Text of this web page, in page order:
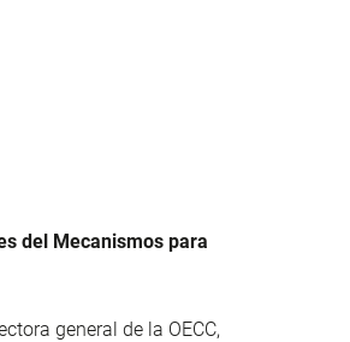
del Mecanismos para
general de la OECC,